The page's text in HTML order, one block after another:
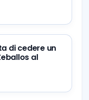
di cedere un
al